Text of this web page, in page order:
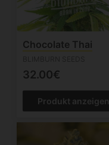
Chocolate Thai
32.00€
Produkt anzeigen